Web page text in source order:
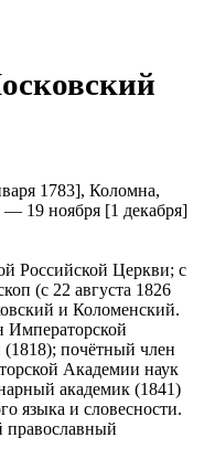
1783], Коломна,
— 19 ноября [1 декабря]
Российской Церкви; с
(с 22 августа 1826
и Коломенский.
Императорской
(1818); почётный член
Академии наук
академик (1841)
языка и словесности.